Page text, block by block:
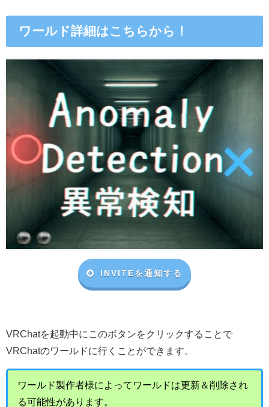
ワールド詳細はこちらから！
INVITEを通知する
VRChatを起動中にこのボタンをクリックすることで
VRChatのワールドに行くことができます。
ワールド製作者様によってワールドは更新＆削除され
る可能性があります。